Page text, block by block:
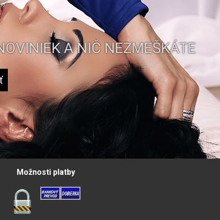
A NIČ NEZMEŠKÁTE
Možnosti platby